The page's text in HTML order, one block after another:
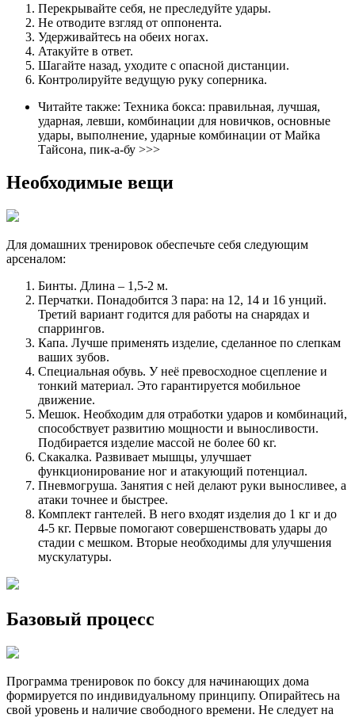
Перекрывайте себя, не преследуйте удары.
Не отводите взгляд от оппонента.
Удерживайтесь на обеих ногах.
Атакуйте в ответ.
Шагайте назад, уходите с опасной дистанции.
Контролируйте ведущую руку соперника.
Читайте также: Техника бокса: правильная, лучшая,
ударная, левши, комбинации для новичков, основные
удары, выполнение, ударные комбинации от Майка
Тайсона, пик-а-бу >>>
Необходимые вещи
Для домашних тренировок обеспечьте себя следующим
арсеналом:
Бинты. Длина – 1,5-2 м.
Перчатки. Понадобится 3 пара: на 12, 14 и 16 унций.
Третий вариант годится для работы на снарядах и
спаррингов.
Капа. Лучше применять изделие, сделанное по слепкам
ваших зубов.
Специальная обувь. У неё превосходное сцепление и
тонкий материал. Это гарантируется мобильное
движение.
Мешок. Необходим для отработки ударов и комбинаций,
способствует развитию мощности и выносливости.
Подбирается изделие массой не более 60 кг.
Скакалка. Развивает мышцы, улучшает
функционирование ног и атакующий потенциал.
Пневмогруша. Занятия с ней делают руки выносливее, а
атаки точнее и быстрее.
Комплект гантелей. В него входят изделия до 1 кг и до
4-5 кг. Первые помогают совершенствовать удары до
стадии с мешком. Вторые необходимы для улучшения
мускулатуры.
Базовый процесс
Программа тренировок по боксу для начинающих дома
формируется по индивидуальному принципу. Опирайтесь на
свой уровень и наличие свободного времени. Не следует на